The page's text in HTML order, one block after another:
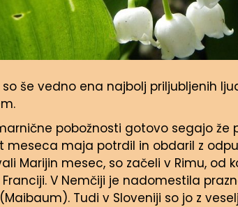
še vedno ena najbolj priljubljenih
pobožnosti gotovo segajo že
meseca maja potrdil in obdaril z
Marijin mesec, so začeli v Rimu, od
V Nemčiji je nadomestila
Tudi v Sloveniji so jo z